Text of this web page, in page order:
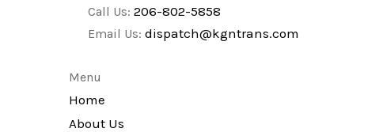
Call Us: 206-802-5858
Email Us: dispatch@kgntrans.com
Menu
Home
About Us